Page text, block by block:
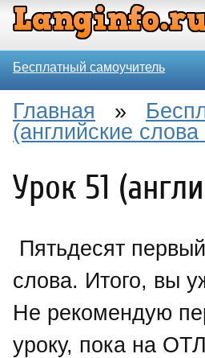
Бесплатный самоучитель
Главная »
(английские
Урок 51
Пятьдесят
слова. Итого, вы
Не рекомендую
уроку, пока на